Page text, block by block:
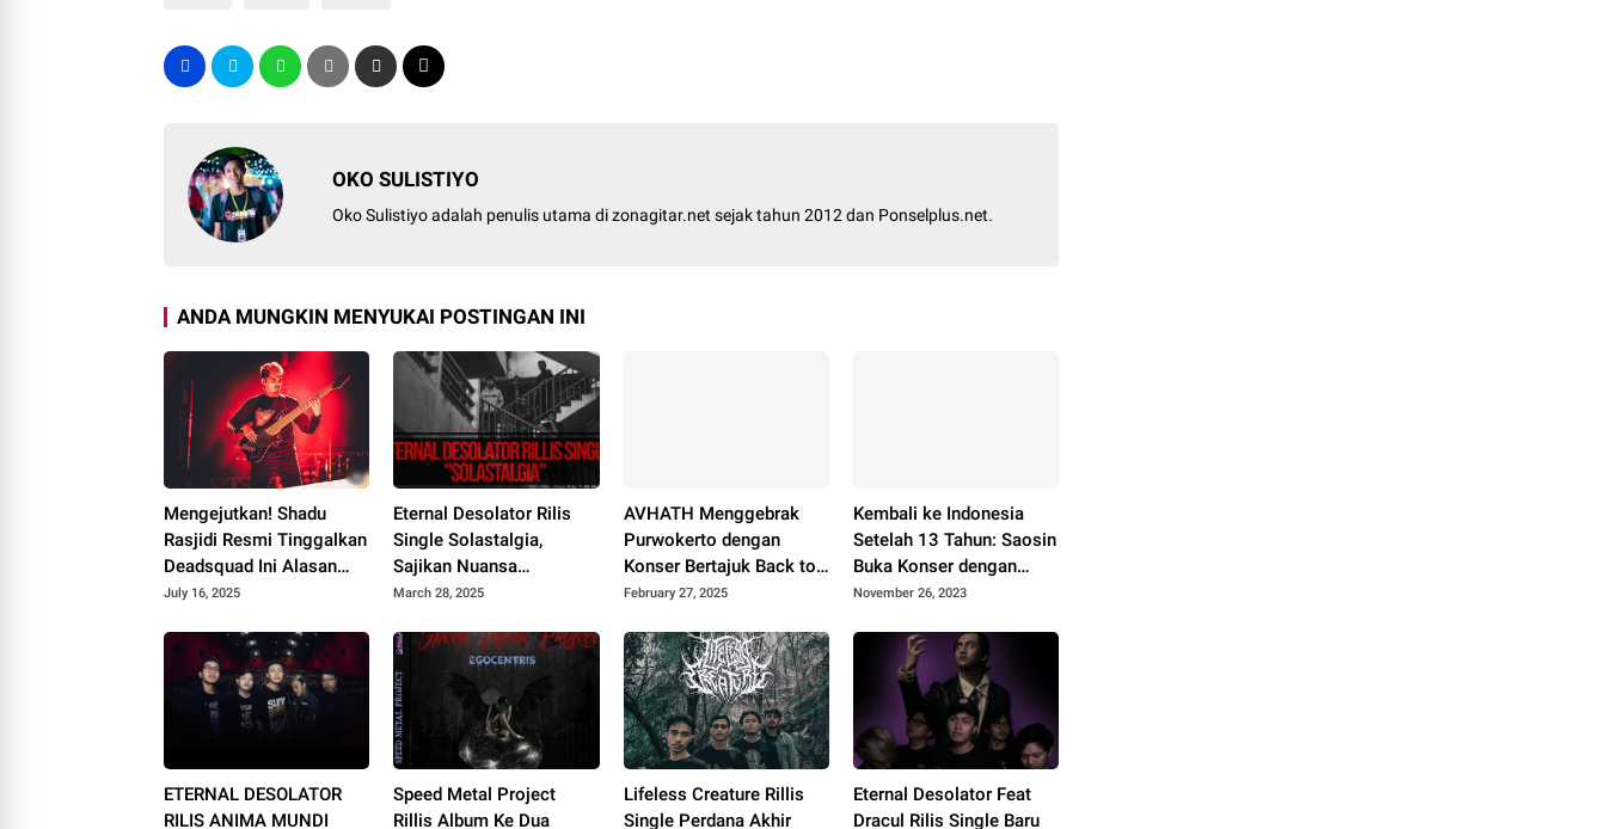
OKO SULISTIYO
Oko Sulistiyo adalah penulis utama di zonagitar.net sejak tahun 2012 dan Ponselplus.net.
ANDA MUNGKIN MENYUKAI POSTINGAN INI
Mengejutkan! Shadu
Rasjidi Resmi Tinggalkan
Deadsquad Ini Alasan
Sebenarnya
July 16, 2025
Eternal Desolator Rilis
Single Solastalgia,
Sajikan Nuansa
Emosional yang
March 28, 2025
AVHATH Menggebrak
Purwokerto dengan
Konser Bertajuk Back to
Struggle 7
February 27, 2025
Kembali ke Indonesia
Setelah 13 Tahun: Saosin
Buka Konser dengan
Energi Tinggi
November 26, 2023
ETERNAL DESOLATOR
RILIS ANIMA MUNDI
Speed Metal Project
Rillis Album Ke Dua
Lifeless Creature Rillis
Single Perdana Akhir
Eternal Desolator Feat
Dracul Rilis Single Baru